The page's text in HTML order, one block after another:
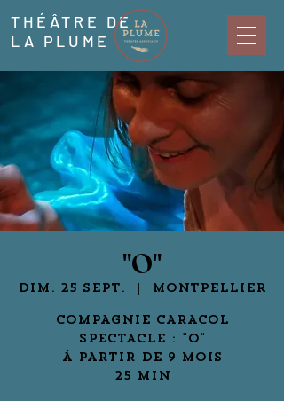
THÉÂTRE DE
LA PLUME
"O"
dim. 25 sept. Montpellier
COMPAGNIE CARACOL
SPECTACLE : "O"
À PARTIR DE 9 MOIS